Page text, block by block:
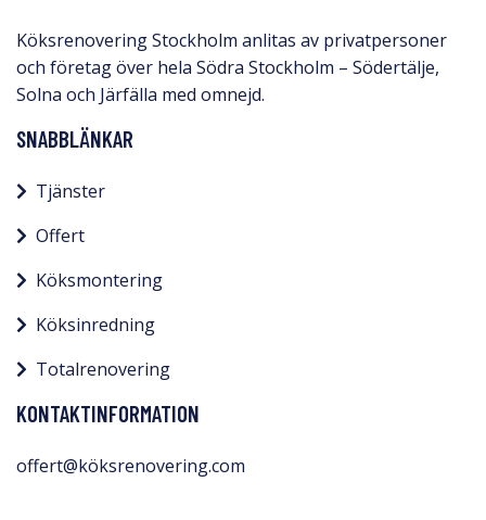
Köksrenovering Stockholm anlitas av privatpersoner
och företag över hela Södra Stockholm – Södertälje,
Solna och Järfälla med omnejd.​
SNABBLÄNKAR
Tjänster
Offert
Köksmontering
Köksinredning
Totalrenovering
KONTAKTINFORMATION
offert@köksrenovering.com